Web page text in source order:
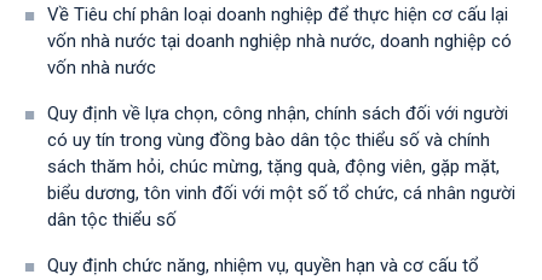
Về Tiêu chí phân loại doanh nghiệp để thực hiện cơ cấu lại
vốn nhà nước tại doanh nghiệp nhà nước, doanh nghiệp có
vốn nhà nước
Quy định về lựa chọn, công nhận, chính sách đối với người
có uy tín trong vùng đồng bào dân tộc thiểu số và chính
sách thăm hỏi, chúc mừng, tặng quà, động viên, gặp mặt,
biểu dương, tôn vinh đối với một số tổ chức, cá nhân người
dân tộc thiểu số
Quy định chức năng, nhiệm vụ, quyền hạn và cơ cấu tổ